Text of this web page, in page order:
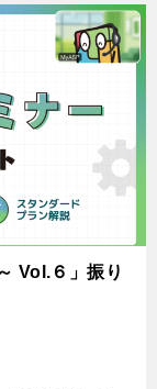
Vol.６」振り